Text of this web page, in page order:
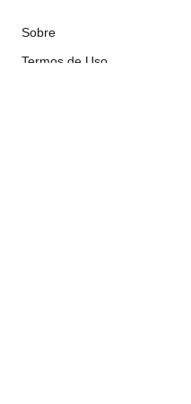
Sobre
Termos de Uso